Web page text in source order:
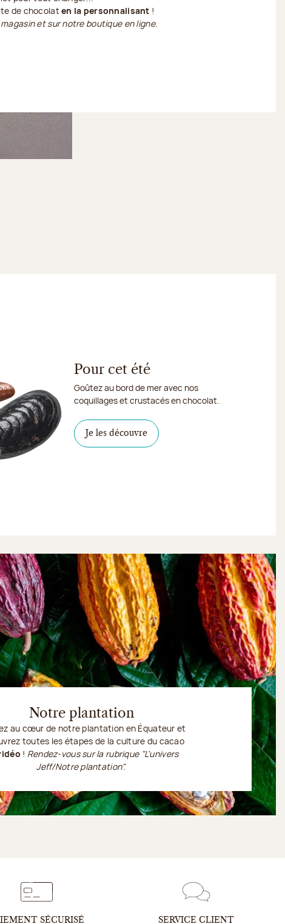
de chocolaten la personnalisant !
et sur notre boutique en ligne.
ma tablette de chocolat
Pour cet été
Goûtez au bord de mer avec nos
coquillages et crustacés en chocolat.
Je les découvre
Notre plantation
au cœur de notre plantation en Équateur et
toutes les étapes de la culture du cacao
! Rendez-vous sur la rubrique "L'univers
Jeff/Notre plantation".
SÉCURISÉ SERVICE CLIENT